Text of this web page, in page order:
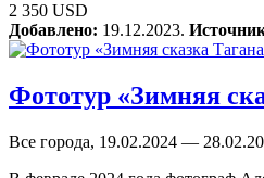
2 350 USD
Добавлено: 19.12.2023.
Фототур «Зимняя
Все города, 19.02.2024 —